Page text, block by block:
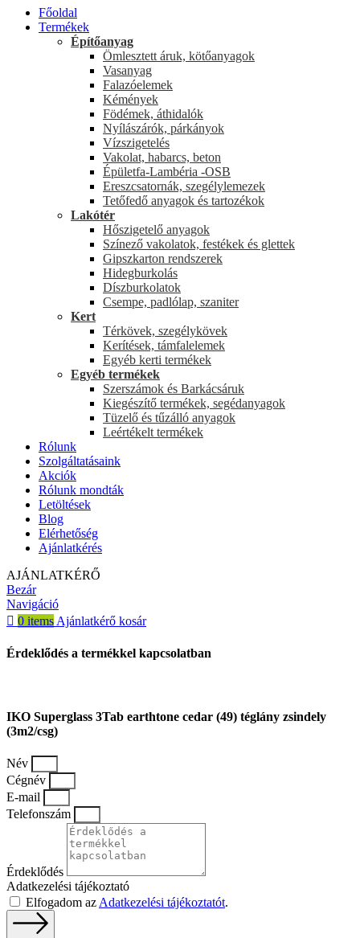
Főoldal
Termékek
Építőanyag
Ömlesztett áruk, kötőanyagok
Vasanyag
Falazóelemek
Kémények
Födémek, áthidalók
Nyílászárók, párkányok
Vízszigetelés
Vakolat, habarcs, beton
Épületfa-Lambéria -OSB
Ereszcsatornák, szegélylemezek
Tetőfedő anyagok és tartozékok
Lakótér
Hőszigetelő anyagok
Színező vakolatok, festékek és glettek
Gipszkarton rendszerek
Hidegburkolás
Díszburkolatok
Csempe, padlólap, szaniter
Kert
Térkövek, szegélykövek
Kerítések, támfalelemek
Egyéb kerti termékek
Egyéb termékek
Szerszámok és Barkácsáruk
Kiegészítő termékek, segédanyagok
Tüzelő és tűzálló anyagok
Leértékelt termékek
Rólunk
Szolgáltatásaink
Akciók
Rólunk mondták
Letöltések
Blog
Elérhetőség
Ajánlatkérés
AJÁNLATKÉRŐ
Bezár
Navigáció
0 items Ajánlatkérő kosár
Érdeklődés a termékkel kapcsolatban
IKO Superglass 3Tab earthtone cedar (49) téglány zsindely
(3m2/csg)
Név
Cégnév
E-mail
Telefonszám
Érdeklődés
Adatkezelési tájékoztató
Elfogadom az Adatkezelési tájékoztatót.